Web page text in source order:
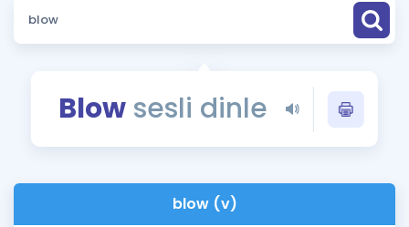
Sözlük
Blowsesli dinle
blow (v)